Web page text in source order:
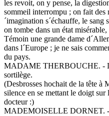
les revoit, on y pense, la
sommeil interrompu ; on fait des
´imagination s´échauffe, le sang
on tombe dans un état
Témoin une grande dame
dans l´Europe ; je ne sais
du pays.
MADAME THERBOUCHE. -
sortilège.
(Desbrosses hochait de la tête à
silence en se mettant le doigt
docteur :)
MADEMOISELLE DORNET. -